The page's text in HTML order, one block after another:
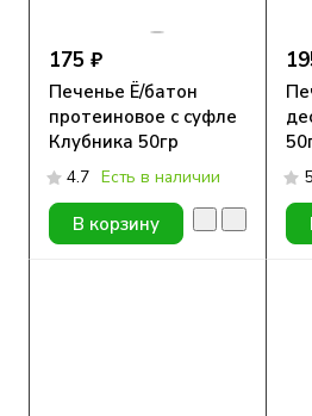
175 ₽
Печенье Ё/батон
протеиновое с суфле
Клубника 50гр
4.7 Есть в наличии
В корзину
5